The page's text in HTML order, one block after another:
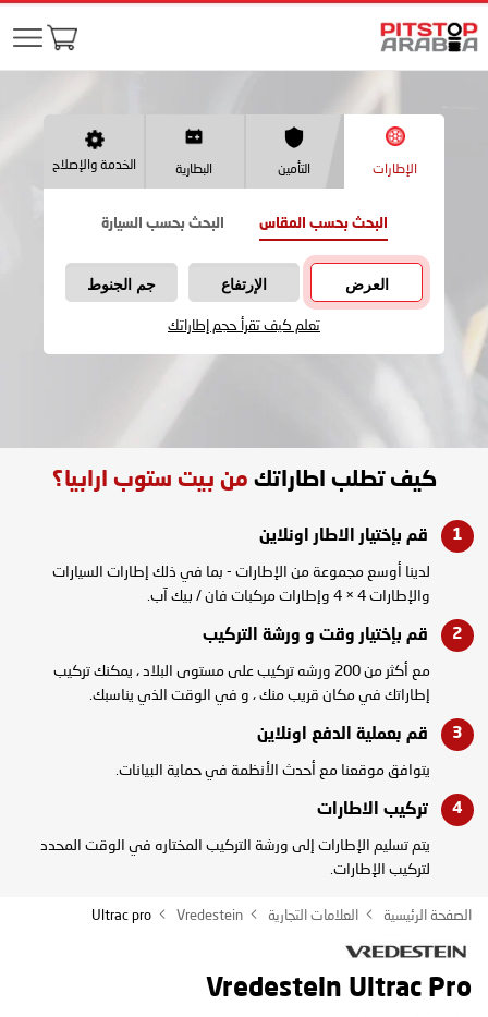
الإطارات التأمين البطارية الخدمة والإصلاح
البحث بحسب المقاس البحث بحسب السيارة
العرض الإرتفاع جم الجنوط
تعلم كيف تقرأ حجم إطاراتك
كيف تطلب اطاراتك من بيت ستوب ارابيا؟
قم بإختيار الاطار اونلاين
لدينا أوسع مجموعة من الإطارات - بما في ذلك إطارات السيارات
والإطارات 4 × 4 وإطارات مركبات فان / بيك آب.
قم بإختيار وقت و ورشة التركيب
مع أكثر من 200 ورشه تركيب على مستوى البلاد ، يمكنك تركيب
إطاراتك في مكان قريب منك ، و في الوقت الذي يناسبك.
قم بعملية الدفع اونلاين
يتوافق موقعنا مع أحدث الأنظمة في حماية البيانات.
تركيب الاطارات
يتم تسليم الإطارات إلى ورشة التركيب المختاره في الوقت المحدد
لتركيب الإطارات.
الصفحة الرئيسية العلامات التجارية Vredestein
Ultrac pro
Vredestein Ultrac Pro